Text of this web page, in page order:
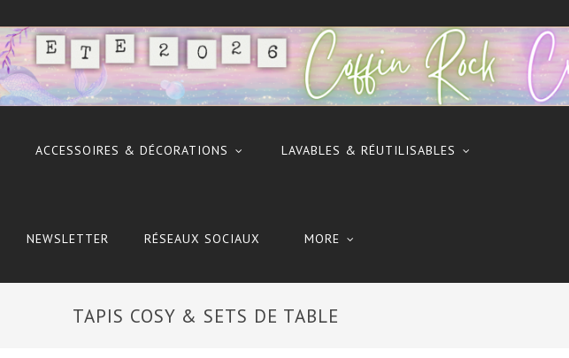
ACCESSOIRES & DÉCORATIONS LAVABLES & RÉUTILISABLES
NEWSLETTER RÉSEAUX SOCIAUX MORE
TAPIS COSY & SETS DE TABLE